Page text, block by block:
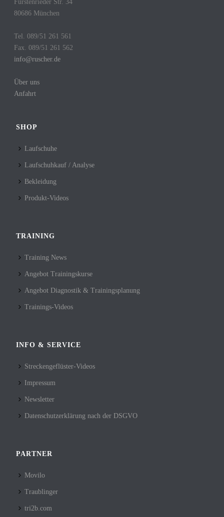
Fürstenrieder Str. 34
80686 München
Tel. 089/51 261 561
Fax. 089/51 261 562
info@ruscher.de
Über uns
Anfahrt
SHOP
Laufschuhe
Laufschuhkauf / Analyse
Bekleidung
Produkt-Videos
TRAINING
Training News
Angebot Trainingskurse
Angebot Diagnostik & Trainingsplanung
Trainings-Videos
INFO & SERVICE
Streckengeflüster-Videos
Impressum
Newsletter
Datenschutzerklärung nach der DSGVO
PARTNER
Movilo
Traublinger
tri2b.com